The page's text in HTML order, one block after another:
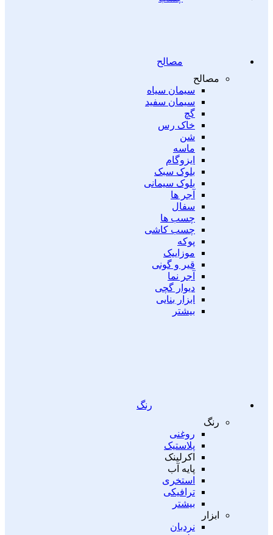
مصالح
مصالح
سیمان سیاه
سیمان سفید
گچ
خاک رس
شن
ماسه
ایزوگام
بلوک سبک
بلوک سیمانی
آجر ها
سفال
چسب ها
چسب کاشی
پوکه
موزاییک
قیر و گونی
آجر نما
دیوار گچی
ابزار بنایی
بیشتر
رنگ
رنگ
روغنی
پلاستیک
اکرلینک
پایه آب
استخری
ترافیکی
بیشتر
ابزار
نردبان